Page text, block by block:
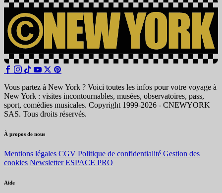
Vous partez à New York ? Voici toutes les infos pour votre voyage à
New York : visites incontournables, musées, observatoires, pass,
sport, comédies musicales. Copyright 1999-2026 - CNEWYORK
SAS. Tous droits réservés.
À propos de nous
Mentions légales CGV Politique de confidentialité Gestion des
cookies Newsletter ESPACE PRO
Aide